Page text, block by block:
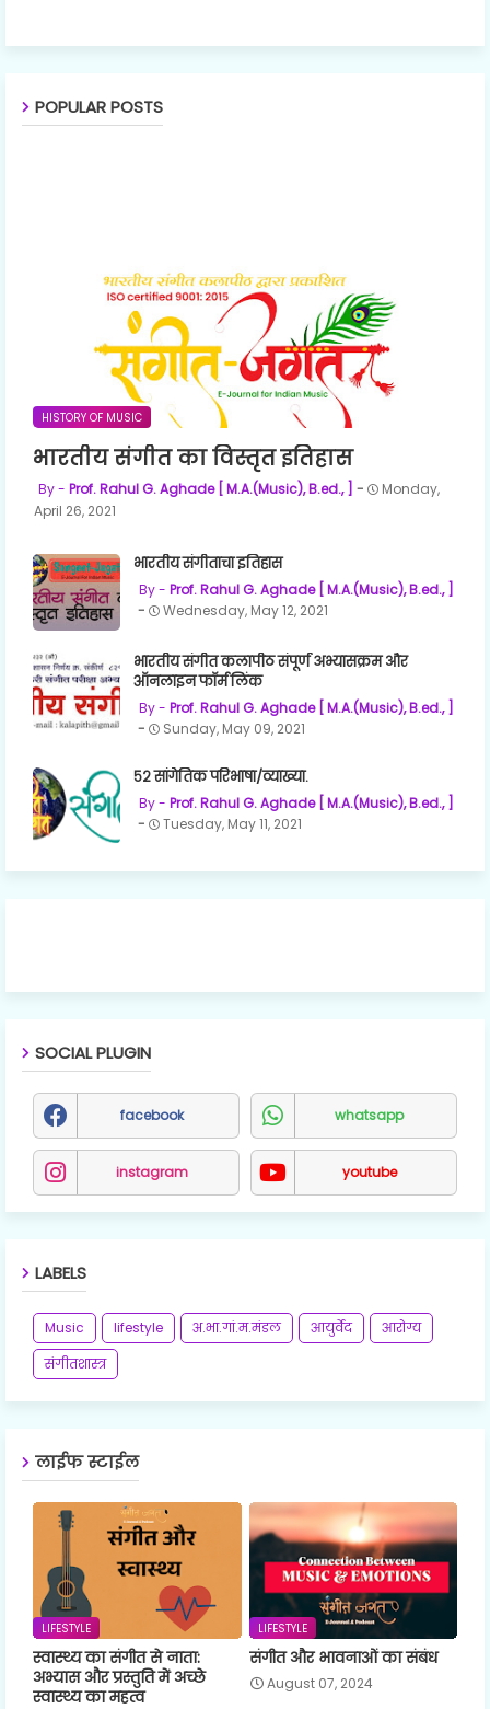
POPULAR POSTS
HISTORY OF MUSIC
भारतीय संगीत का विस्तृत इतिहास
Prof. Rahul G. Aghade [ M.A.(Music), B.ed., ]
Monday,
April 26, 2021
भारतीय संगीताचा इतिहास
Prof. Rahul G. Aghade [ M.A.(Music), B.ed., ]
Wednesday, May 12, 2021
भारतीय संगीत कलापीठ संपूर्ण अभ्यासक्रम और
ऑनलाइन फॉर्म लिंक
Prof. Rahul G. Aghade [ M.A.(Music), B.ed., ]
Sunday, May 09, 2021
५२ सांगेतिक परिभाषा/व्याख्या.
Prof. Rahul G. Aghade [ M.A.(Music), B.ed., ]
Tuesday, May 11, 2021
SOCIAL PLUGIN
facebook whatsapp
instagram youtube
LABELS
Music lifestyle अ.भा.गां.म.मंडल आयुर्वेद
आरोग्य
संगीतशास्त्र
लाईफ स्टाईल
LIFESTYLE
स्वास्थ्य का संगीत से नाता:
अभ्यास और प्रस्तुति में अच्छे
स्वास्थ्य का महत्व
LIFESTYLE
संगीत और भावनाओं का संबंध
August 07, 2024